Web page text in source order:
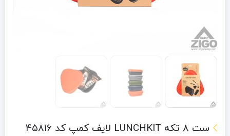
ست ۸ تکه LUNCHKIT لایف کمپ کد ۴۵۸۱۶